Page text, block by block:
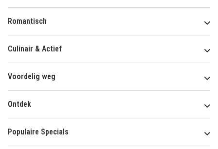
Romantisch
Culinair & Actief
Voordelig weg
Ontdek
Populaire Specials